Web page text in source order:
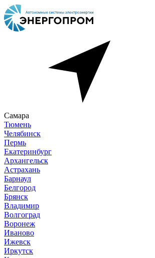
Самара
Тюмень
Челябинск
Пермь
Екатеринбург
Архангельск
Астрахань
Барнаул
Белгород
Брянск
Владимир
Волгоград
Воронеж
Иваново
Ижевск
Иркутск